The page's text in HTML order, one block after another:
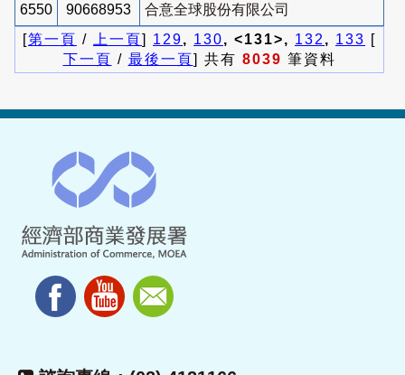
6550 90668953
合意全球股份有限公司
[第一頁 / 上一頁] 129, 130, <131>, 132 , 133 [
下一頁 / 最後一頁] 共有 8039 筆資料